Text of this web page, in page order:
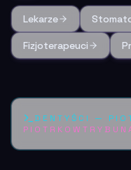
Lekarze
Fizjoterapeuci
DENTYŚCI —